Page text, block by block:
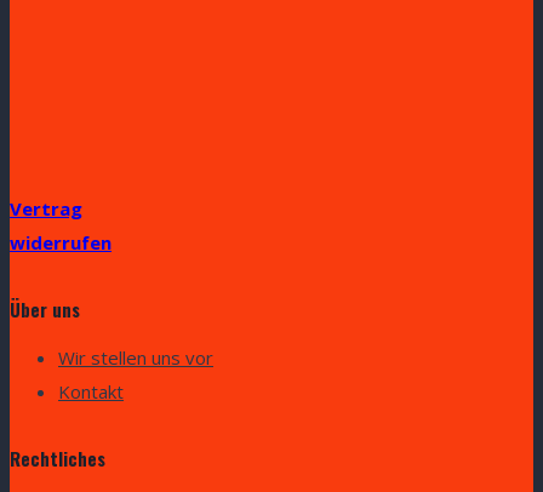
Vertrag
widerrufen
Über uns
Wir stellen uns vor
Kontakt
Rechtliches